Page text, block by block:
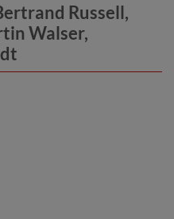
Russell,
Walser,